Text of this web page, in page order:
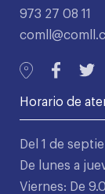
973 27 08 11
Horario de
Del 1 de
De lunes a
Viernes: De